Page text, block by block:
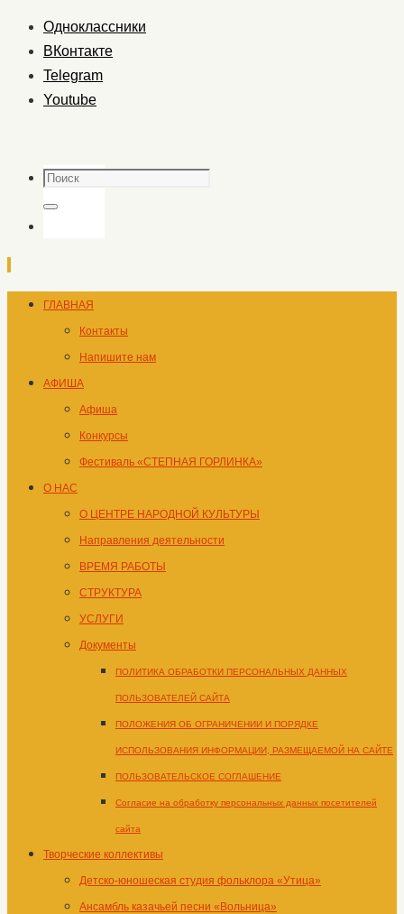
Одноклассники
ВКонтакте
Telegram
Youtube
Поиск
Поиск
Перейти
содержимому
ГЛАВНАЯ
Контакты
Напишите нам
АФИША
Афиша
Конкурсы
Фестиваль «СТЕПНАЯ ГОРЛИНКА»
О НАС
О ЦЕНТРЕ НАРОДНОЙ КУЛЬТУРЫ
Направления деятельности
ВРЕМЯ РАБОТЫ
СТРУКТУРА
УСЛУГИ
Документы
ПОЛИТИКА ОБРАБОТКИ ПЕРСОНАЛЬНЫХ ДАННЫХ
ПОЛЬЗОВАТЕЛЕЙ САЙТА
ПОЛОЖЕНИЯ ОБ ОГРАНИЧЕНИИ И ПОРЯДКЕ
ИСПОЛЬЗОВАНИЯ ИНФОРМАЦИИ, РАЗМЕЩАЕМОЙ НА САЙТЕ
ПОЛЬЗОВАТЕЛЬСКОЕ СОГЛАШЕНИЕ
Согласие на обработку персональных данных посетителей
сайта
Творческие коллективы
Детско-юношеская студия фольклора «Утица»
Ансамбль казачьей песни «Вольница»